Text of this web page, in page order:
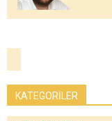
KATEGORİLER